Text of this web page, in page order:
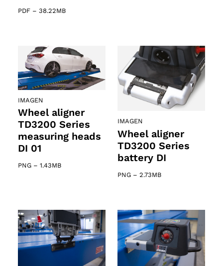
PDF – 38.22MB
IMAGEN
Wheel aligner
TD3200 Series
measuring heads
DI 01
PNG – 1.43MB
IMAGEN
Wheel aligner
TD3200 Series
battery DI
PNG – 2.73MB